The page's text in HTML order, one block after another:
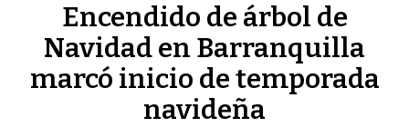
Encendido de árbol de
Navidad en Barranquilla
marcó inicio de temporada
navideña